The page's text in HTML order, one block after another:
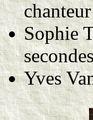
chanteur
Sophie
Yves